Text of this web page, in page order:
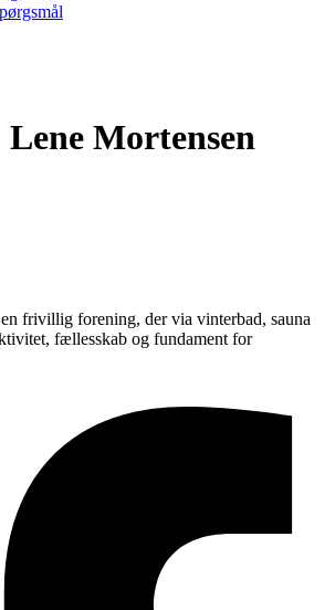
Lene Mortensen
frivillig forening, der via vinterbad, sauna
fællesskab og fundament for